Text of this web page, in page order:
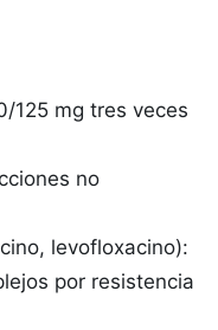
125 mg tres veces
no
levofloxacino):
por resistencia